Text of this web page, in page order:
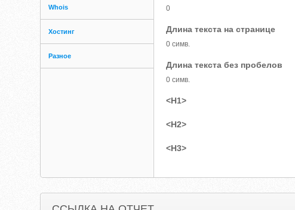
Whois
Хостинг
Разное
0
Длина текста на странице
0 симв.
Длина текста без пробелов
0 симв.
<H1>
<H2>
<H3>